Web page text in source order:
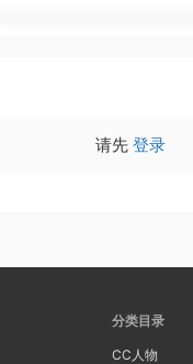
请先 登录
分类目录
CC人物